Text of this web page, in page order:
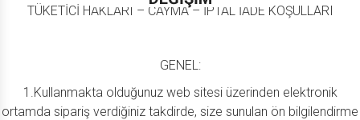
TÜKETİCİ HAKLARI – CAYMA – İPTAL İADE KOŞULLARI
GENEL:
1.Kullanmakta olduğunuz web sitesi üzerinden elektronik
ortamda sipariş verdiğiniz takdirde, size sunulan ön bilgilendirme